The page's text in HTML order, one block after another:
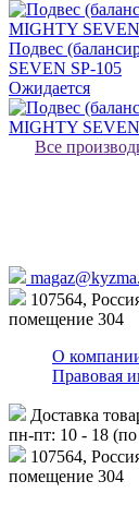
Подвес
SEVEN SP-105
Ожидается
Все
107564,
помещение 304
О
Правовая
Доставка
пн-пт: 10 - 18
107564,
помещение 304